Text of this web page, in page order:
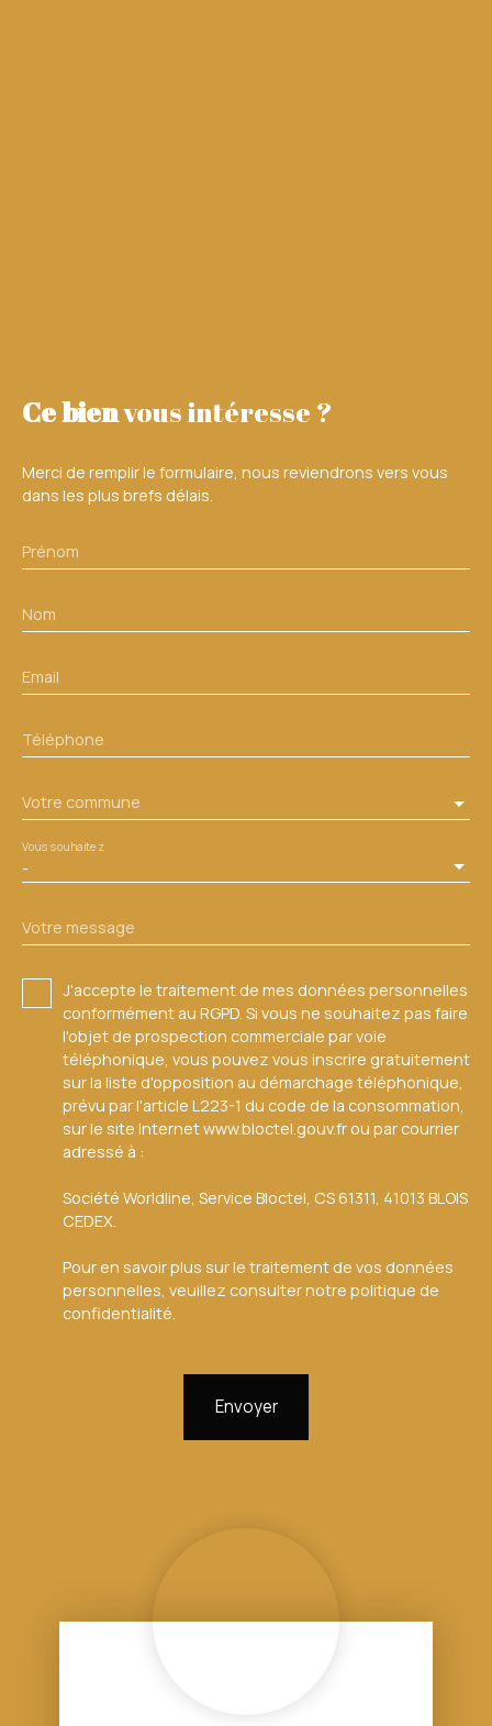
Ce bienvous intéresse ?
Merci de remplir le formulaire, nous reviendrons vers vous
dans les plus brefs délais.
Prénom
Nom
Email
Téléphone
Votre commune
-
Vous souhaitez
Votre message
J'accepte le traitement de mes données personnelles
conformément au RGPD. Si vous ne souhaitez pas faire
l'objet de prospection commerciale par voie
téléphonique, vous pouvez vous inscrire gratuitement
sur la liste d'opposition au démarchage téléphonique,
prévu par l'article L223-1 du code de la consommation,
sur le site Internet www.bloctel.gouv.fr ou par courrier
adressé à :
Société Worldline, Service Bloctel, CS 61311, 41013 BLOIS
CEDEX.
Pour en savoir plus sur le traitement de vos données
personnelles, veuillez consulter notre politique de
confidentialité.
Envoyer